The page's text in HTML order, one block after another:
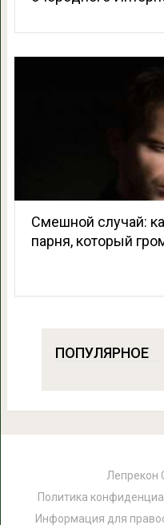
Смешной случай:
парня, который
ПОПУЛЯРНОЕ
Лепрекон
Политика
Информация для